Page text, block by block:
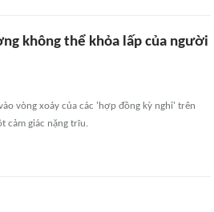
không thể khỏa lấp của người
vòng xoáy của các 'hợp đồng kỳ nghỉ' trên
cảm giác nặng trĩu.